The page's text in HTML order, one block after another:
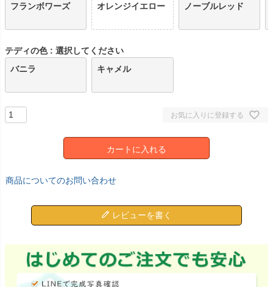
フランボワーズ
オレンジイエロー ノーブルレッド
テディの色
選択してください
バニラ
キャメル
お気に入りに登録する
カートに入れる
商品についてのお問い合わせ
レビューを書く